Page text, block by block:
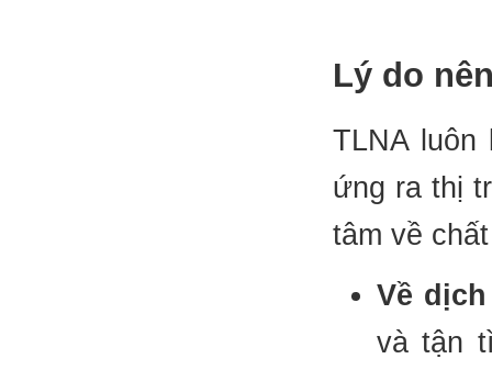
Lý do
TLNA luôn
ứng ra thị
tâm về
Về
và tận